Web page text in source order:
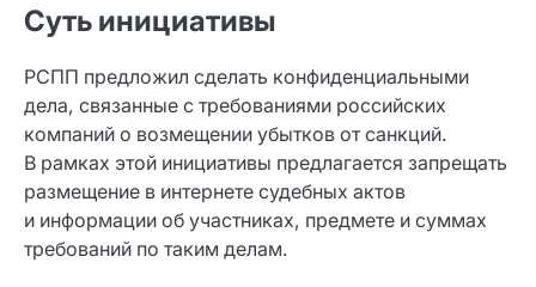
Суть инициативы
РСПП предложил сделать конфиденциальными
дела, связанные с требованиями российских
компаний о возмещении убытков от санкций.
В рамках этой инициативы предлагается запрещать
размещение в интернете судебных актов
и информации об участниках, предмете и суммах
требований по таким делам.